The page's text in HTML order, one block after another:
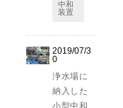
中和
装置
2019/07/3
0
浄水場に
納入した
小型中和